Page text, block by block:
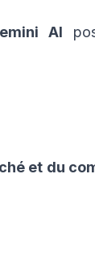
AI
et du